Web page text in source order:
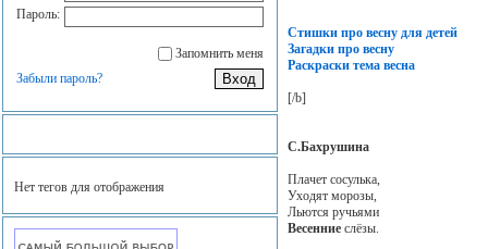
Пароль:
Запомнить меня
Забыли пароль?
Нет тегов для отображения
Стишки про весну для детей
Загадки про весну
Раскраски тема весна
[/b]
С.Бахрушина
Плачет сосулька,
Уходят морозы,
Льются ручьями
Весенниеслёзы.